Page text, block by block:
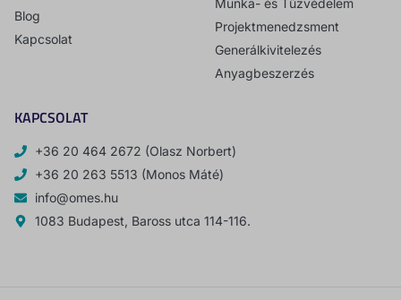
Blog
Kapcsolat
Munka- és Tűzvédelem
Projektmenedzsment
Generálkivitelezés
Anyagbeszerzés
KAPCSOLAT
+36 20 464 2672 (Olasz Norbert)
+36 20 263 5513 (Monos Máté)
info@omes.hu
1083 Budapest, Baross utca 114-116.